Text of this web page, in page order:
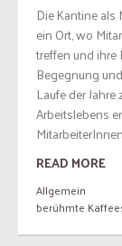
Die Kantine
ein Ort, wo
treffen und ihre
Begegnung
Laufe der
Arbeitslebens
READ MORE
Allgemein
berühmte